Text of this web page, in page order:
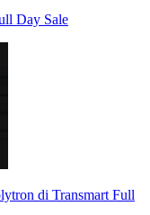
Day Sale
di Transmart Full